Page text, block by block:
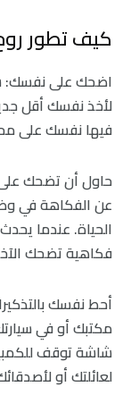
كيف تطور
اضحك على نفسك:
لأخذ نفسك أقل
فيها نفسك على
حاول أن تضحك
عن الفكاهة في
الحياة. عندما
فكاهية تضحك
أحط نفسك
مكتبك أو في
شاشة توقف
لعائلتك أو